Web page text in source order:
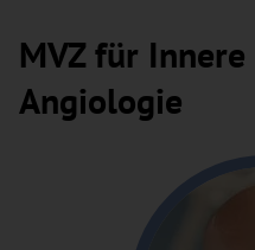
MVZ für
Angiologie